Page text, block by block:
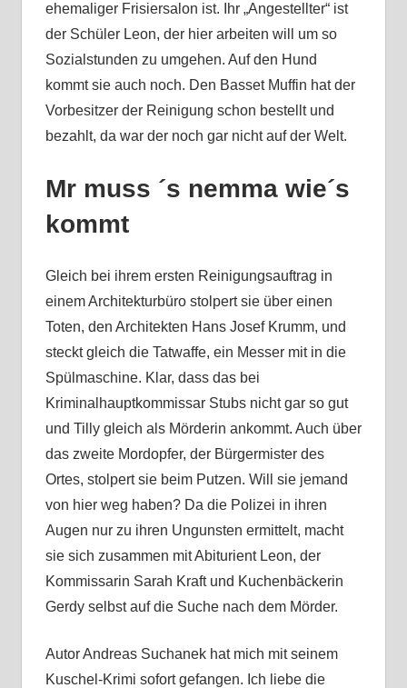
ehemaliger Frisiersalon ist. Ihr „Angestellter“ ist
der Schüler Leon, der hier arbeiten will um so
Sozialstunden zu umgehen. Auf den Hund
kommt sie auch noch. Den Basset Muffin hat der
Vorbesitzer der Reinigung schon bestellt und
bezahlt, da war der noch gar nicht auf der Welt.
Mr muss ´s nemma wie´s
kommt
Gleich bei ihrem ersten Reinigungsauftrag in
einem Architekturbüro stolpert sie über einen
Toten, den Architekten Hans Josef Krumm, und
steckt gleich die Tatwaffe, ein Messer mit in die
Spülmaschine. Klar, dass das bei
Kriminalhauptkommissar Stubs nicht gar so gut
und Tilly gleich als Mörderin ankommt. Auch über
das zweite Mordopfer, der Bürgermister des
Ortes, stolpert sie beim Putzen. Will sie jemand
von hier weg haben? Da die Polizei in ihren
Augen nur zu ihren Ungunsten ermittelt, macht
sie sich zusammen mit Abiturient Leon, der
Kommissarin Sarah Kraft und Kuchenbäckerin
Gerdy selbst auf die Suche nach dem Mörder.
Autor Andreas Suchanek hat mich mit seinem
Kuschel-Krimi sofort gefangen. Ich liebe die